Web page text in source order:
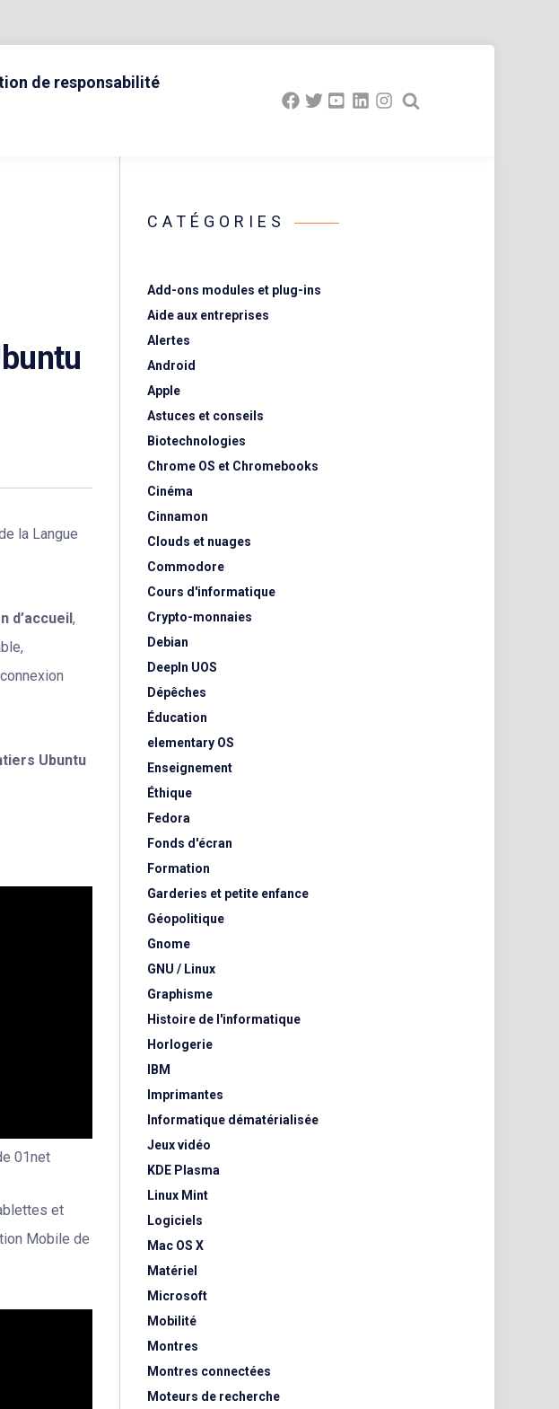
de responsabilité
la Langue
d’accueil,
Ubuntu
01net
et
Mobile de
CATÉGORIES
Add-ons modules et plug-ins
Aide aux entreprises
Alertes
Android
Apple
Astuces et conseils
Biotechnologies
Chrome OS et Chromebooks
Cinéma
Cinnamon
Clouds et nuages
Commodore
Cours d'informatique
Crypto-monnaies
Debian
DeepIn UOS
Dépêches
Éducation
elementary OS
Enseignement
Éthique
Fedora
Fonds d'écran
Formation
Garderies et petite enfance
Géopolitique
Gnome
GNU / Linux
Graphisme
Histoire de l'informatique
Horlogerie
IBM
Imprimantes
Informatique dématérialisée
Jeux vidéo
KDE Plasma
Linux Mint
Logiciels
Mac OS X
Matériel
Microsoft
Mobilité
Montres
Montres connectées
Moteurs de recherche